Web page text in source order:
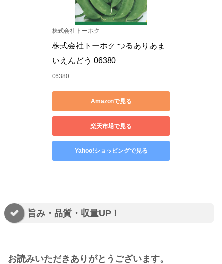
株式会社トーホク
株式会社トーホク つるありあま
いえんどう 06380
06380
Amazonで見る
楽天市場で見る
Yahoo!ショッピングで見る
旨み・品質・収量UP！
お読みいただきありがとうございます。